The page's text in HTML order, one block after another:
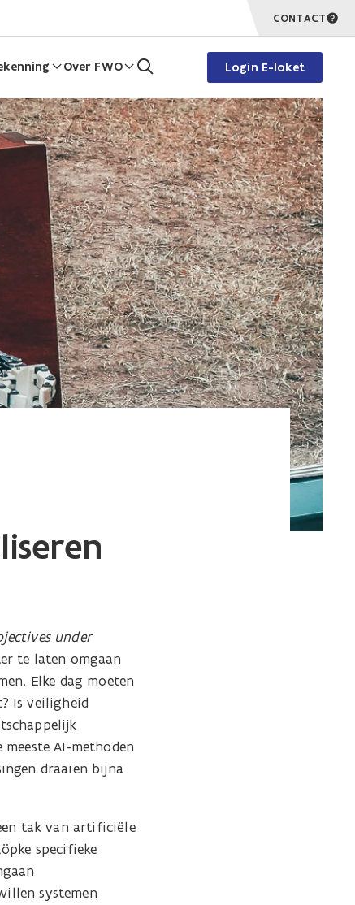
CONTACT
Over FWO Login E-loket
under
te laten omgaan
Elke dag moeten
Is veiligheid
AI-methoden
draaien bijna
tak van artificiële
specifieke
systemen